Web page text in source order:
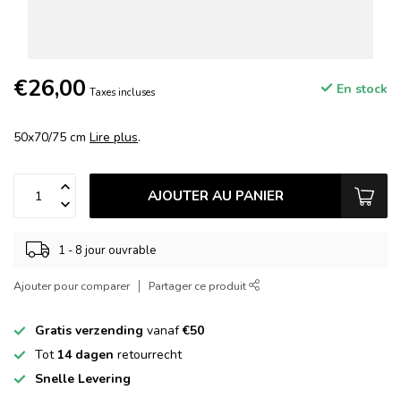
€26,00 Taxes incluses En stock
50x70/75 cm Lire plus.
AJOUTER AU PANIER
1 - 8 jour ouvrable
Ajouter pour comparer Partager ce produit
Gratis verzending vanaf€50
Tot 14 dagen retourrecht
Snelle Levering